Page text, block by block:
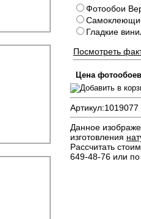
Фотообои
Гладкие
Посмотреть
Цена фотообоев
Артикул:1019077
Данное
изготовления
Рассчитать
649-48-76 или